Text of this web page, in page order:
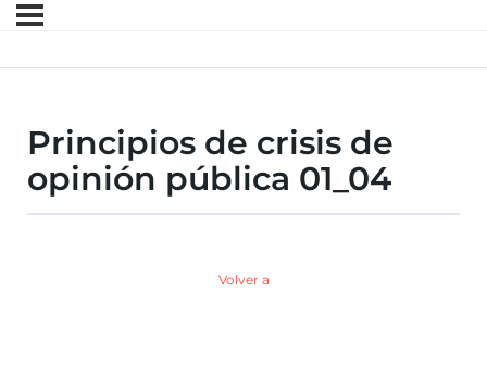
Principios de crisis de
opinión pública 01_04
Volver a